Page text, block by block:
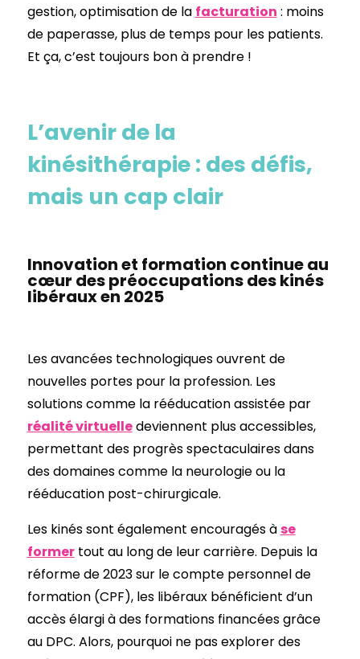
gestion, optimisation de la facturation : moins
de paperasse, plus de temps pour les patients.
Et ça, c’est toujours bon à prendre !
L’avenir de la
kinésithérapie : des défis,
mais un cap clair
Innovation et formation continue au
cœur des préoccupations des kinés
libéraux en 2025
Les avancées technologiques ouvrent de
nouvelles portes pour la profession. Les
solutions comme la rééducation assistée par
réalité virtuelledeviennent plus accessibles,
permettant des progrès spectaculaires dans
des domaines comme la neurologie ou la
rééducation post-chirurgicale.
Les kinés sont également encouragés à se
formertout au long de leur carrière. Depuis la
réforme de 2023 sur le compte personnel de
formation (CPF), les libéraux bénéficient d’un
accès élargi à des formations financées grâce
au DPC. Alors, pourquoi ne pas explorer des